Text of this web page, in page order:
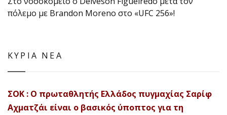
πόλεμο με Brandon Moreno στο «UFC 256»!
ΚΥΡΙΑ ΝΕΑ
ΣΟΚ : Ο πρωταθλητής Ελλάδος πυγμαχίας Σαρίφ
Αχματζάι είναι ο βασικός ύποπτος για τη